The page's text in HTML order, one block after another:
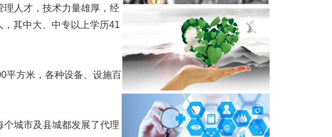
人才，技术力量雄厚，经
其中大、中专以上学历41
方米，各种设备、设施百
城市及县城都发展了代理